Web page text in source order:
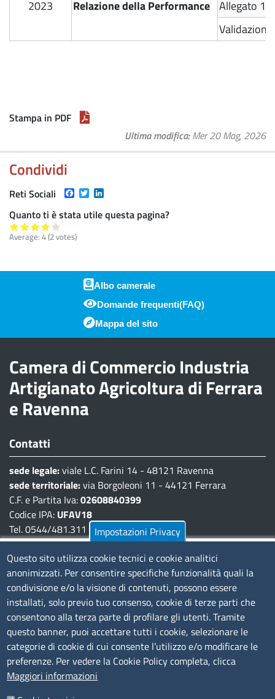
2023 Relazione della Performance Allegato 1
Stampa in PDF
Ultima modifica Mer 20 Mag, 2026
Condividi
Reti Sociali Facebook
Twitter
Quanto ti è stata utile questa pagina?
Average: 4(2votes)
Piè di pagina
Albo camerale
Domande frequenti(FAQ)
Mappa del sito
Camera di Commercio Industria
Artigianato Agricoltura di Ferrara
e Ravenna
Contatti
sede legale:viale L.C. Farini 14 - 48121 Ravenna
sede territoriale:via Borgoleoni 11 - 44121 Ferrara
C.F. e Partita Iva:02608840399
Codice IPA: UFAV18
Tel. 0544/481.311 - 0532/783.711
Pec:cciaa@pec.fera.camcom.it
Amministrazione Trasparente
Bandi di gara
Bilanci
Concorsi e selezioni
Procedimenti
Provvedimenti
Seguici su
Impostazioni Privacy
Questo sito utilizza cookie tecnici e cookie analitici
anonimizzati. Per consentire specifiche funzionalità quali la
condivisione e/o la visione di contenuti, possono essere
installati, solo previo tuo consenso, cookie di terze parti che
consentono alla terza parte di profilare gli utenti. Tramite
questo banner, puoi accettare tutti i cookie, selezionare le
categorie di cookie di cui consente l’utilizzo e/o modificare le
preferenze. Per vedere la Cookie Policy completa, clicca
Maggiori informazioni